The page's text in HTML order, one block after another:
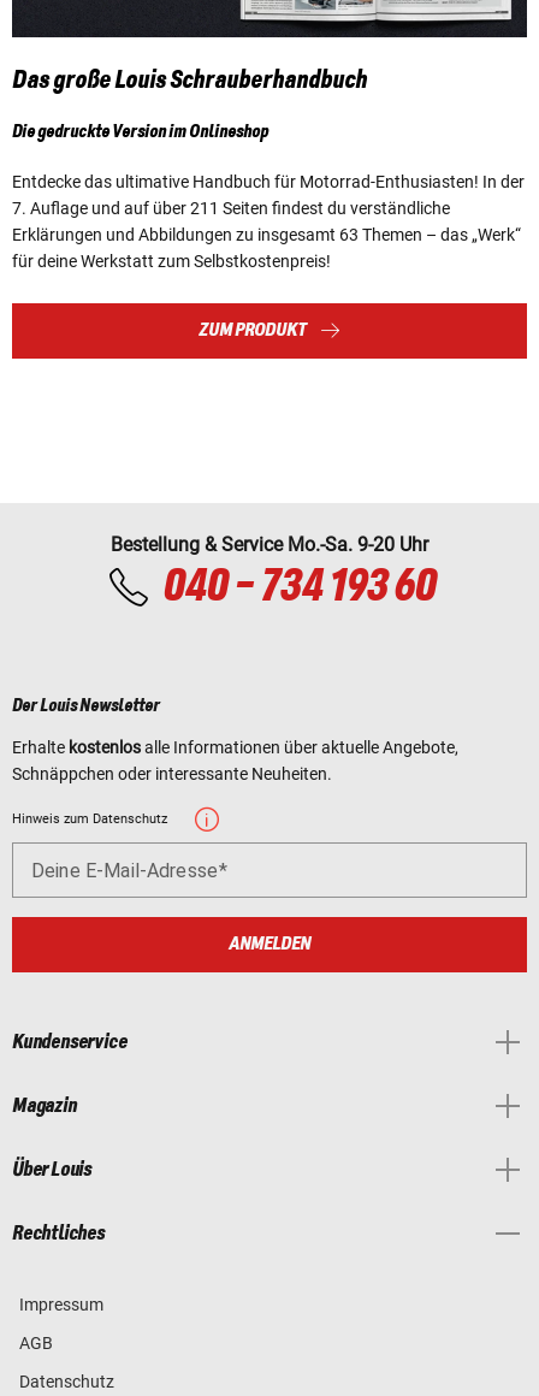
Das große Louis Schrauberhandbuch
Die gedruckte Version im Onlineshop
Entdecke das ultimative Handbuch für Motorrad-Enthusiasten! In der
7. Auflage und auf über 211 Seiten findest du verständliche
Erklärungen und Abbildungen zu insgesamt 63 Themen – das „Werk“
für deine Werkstatt zum Selbstkostenpreis!
ZUM PRODUKT
Bestellung & Service Mo.-Sa. 9-20 Uhr
040 - 734 193 60
Der Louis Newsletter
Erhalte kostenlosalle Informationen über aktuelle Angebote,
Schnäppchen oder interessante Neuheiten.
Hinweis zum Datenschutz
Deine E-Mail-Adresse
ANMELDEN
Kundenservice
Magazin
Über Louis
Rechtliches
Impressum
AGB
Datenschutz